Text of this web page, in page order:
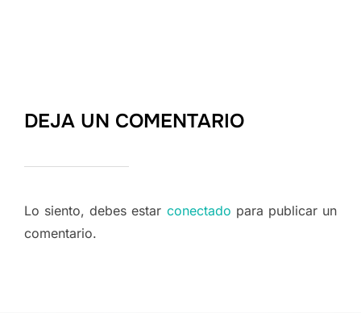
DEJA UN COMENTARIO
Lo siento, debes estar conectado para publicar un
comentario.